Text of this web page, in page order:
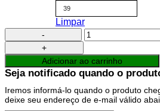
39
Limpar
Bota
de
Treino
Feminina
Preto/Pink
Vitaminada
quantidade
Adicionar ao carrinho
Seja notificado quando o
Iremos informá-lo quando o produto
deixe seu endereço de e-mail válido